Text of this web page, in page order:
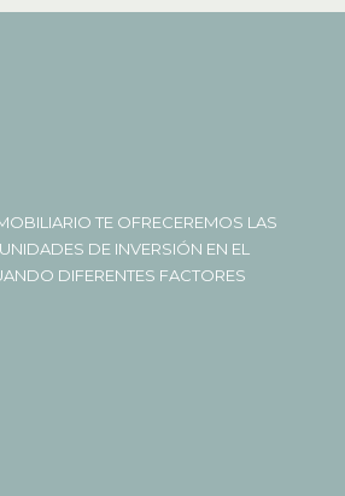
TE OFRECEREMOS LAS
DE INVERSIÓN EN EL
DIFERENTES FACTORES